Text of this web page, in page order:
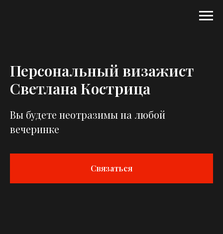
Персональный визажист
Светлана Кострица
Вы будете неотразимы на любой
вечеринке
Связаться